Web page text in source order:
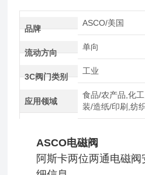
品牌
ASCO/美国
流动方向
单向
3C阀门类别
工业
应用领域
食品/农产品,化
装/造纸/印刷,纺
ASCO电磁阀
阿斯卡两位两通电磁